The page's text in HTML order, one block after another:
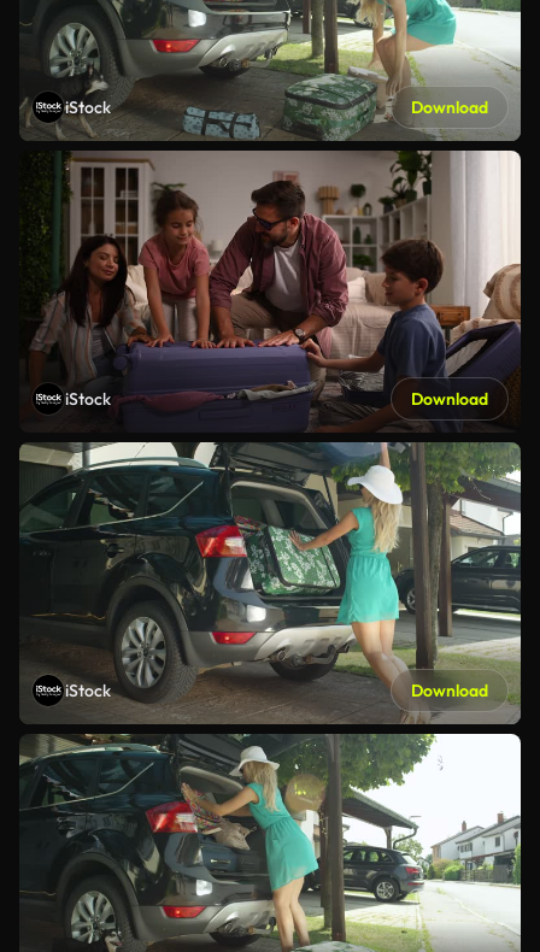
iStock Download
iStock Download
iStock Download